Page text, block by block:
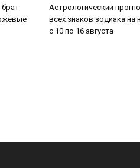
брат
Астрологический
всех знаков зодиака на
с 10 по 16 августа